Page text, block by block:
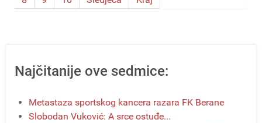
Najčitanije ove sedmice:
Metastaza sportskog kancera razara FK Berane
Slobodan Vuković: A srce ostuđe...